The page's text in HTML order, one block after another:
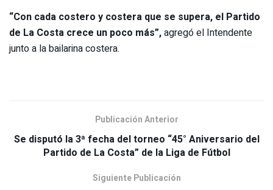
“Con cada costero y costera que se supera, el Partido
de La Costa crece un poco más”,agregó el Intendente
junto a la bailarina costera.
Publicación Anterior
Se disputó la 3ª fecha del torneo “45° Aniversario del
Partido de La Costa” de la Liga de Fútbol
Siguiente Publicación